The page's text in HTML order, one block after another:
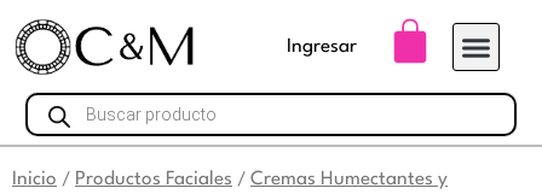
Ingresar Carrito
Búsqueda
de
productos
Inicio / Productos Faciales / Cremas Humectantes y